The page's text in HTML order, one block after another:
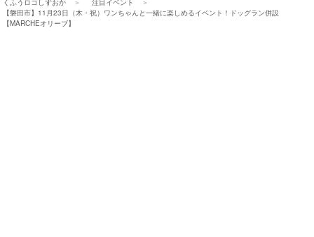
【磐田市】11月23日（木・祝）ワンちゃんと一緒に楽しめるイベント！ドッグラン併設
【MARCHEオリーブ】